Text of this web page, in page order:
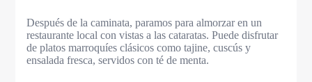
Después de la caminata, paramos para almorzar en un
restaurante local con vistas a las cataratas. Puede disfrutar
de platos marroquíes clásicos como tajine, cuscús y
ensalada fresca, servidos con té de menta.